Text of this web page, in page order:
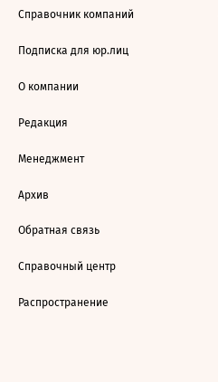
Справочник компаний
Подписка для юр.лиц
О компании
Редакция
Менеджмент
Архив
Обратная связь
Справочный центр
Распространение